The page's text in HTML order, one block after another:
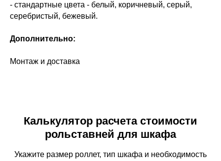
- стандартные цвета - белый, коричневый, серый,
серебристый, бежевый.
Дополнительно:
Монтаж и доставка
Калькулятор расчета стоимости
рольставней для шкафа
Укажите размер роллет, тип шкафа и необходимость